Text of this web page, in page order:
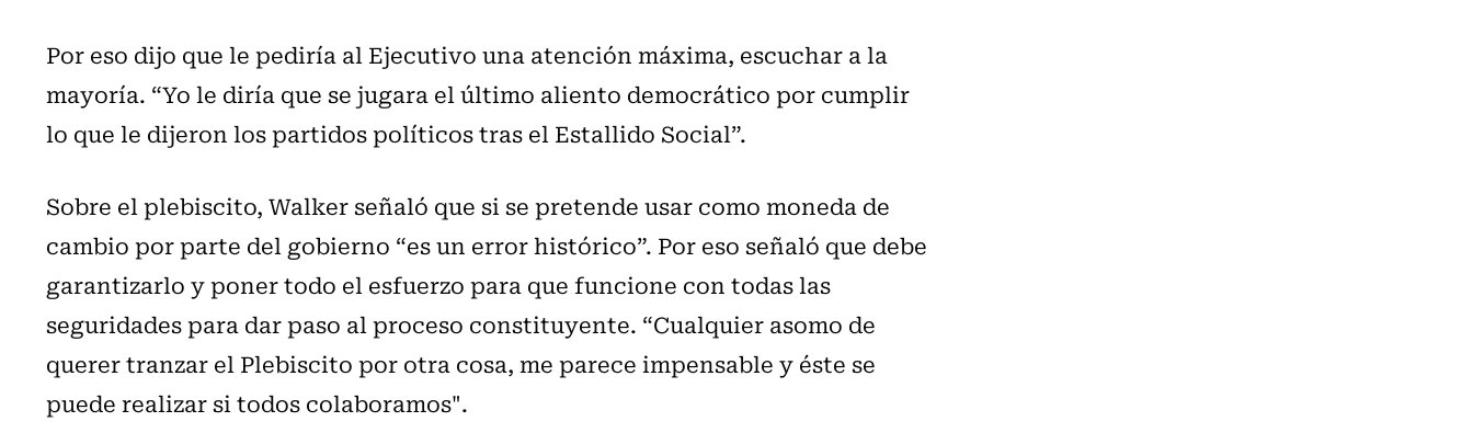
Por eso dijo que le pediría al Ejecutivo una atención máxima, escuchar a la
mayoría. “Yo le diría que se jugara el último aliento democrático por cumplir
lo que le dijeron los partidos políticos tras el Estallido Social”.
Sobre el plebiscito, Walker señaló que si se pretende usar como moneda de
cambio por parte del gobierno “es un error histórico”. Por eso señaló que debe
garantizarlo y poner todo el esfuerzo para que funcione con todas las
seguridades para dar paso al proceso constituyente. “Cualquier asomo de
querer tranzar el Plebiscito por otra cosa, me parece impensable y éste se
puede realizar si todos colaboramos".